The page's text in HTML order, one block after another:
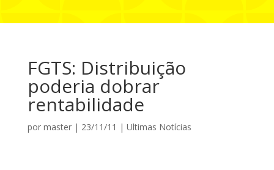
FGTS: Distribuição
poderia dobrar
rentabilidade
por master| 23/11/11 | Ultimas Notícias